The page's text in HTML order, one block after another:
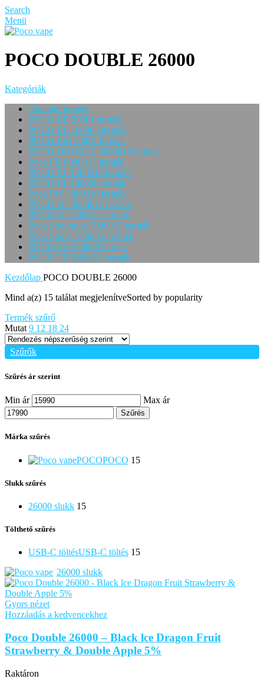
Search
Menü
POCO DOUBLE 26000
Kategóriák
Akciók8 termék
POCO BE 50001 termék
POCO BL 100003 termék
POCO BM 70001 termék
POCO DOUBLE 2600015 termék
Poco FR 8000015 termék
POCO PT 1200016 termék
POCO PT 180009 termék
Poco PW 3800010 termék
POCO SC 3000015 termék
POCO SL 1500011 termék
Poco Snowman 7000015 termék
Poco Stone 7500010 termék
POCO SV 250009 termék
POCO TP 2000015 termék
Kezdőlap POCO DOUBLE 26000
Mind a(z) 15 találat megjelenítveSorted by popularity
Termék szűrő
Mutat 9 12 18 24
Szűrők
Szűrés ár szerint
Min ár Max ár
Szűrés
Márka szűrés
POCOPOCO 15
Slukk szűrés
26000 slukk 15
Tölthető szűrés
USB-C töltésUSB-C töltés 15
26000 slukk
Gyors nézet
Hozzáadás a kedvencekhez
Poco Double 26000 – Black lce Dragon Fruit
Strawberry & Double Apple 5%
Raktáron